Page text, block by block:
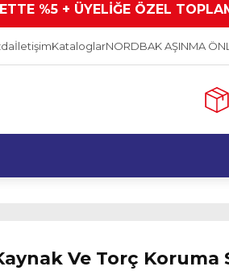
%5 + ÜYELİĞE ÖZEL
İletişimKataloglarNORDBAK AŞINMA
Ve Torç Koruma